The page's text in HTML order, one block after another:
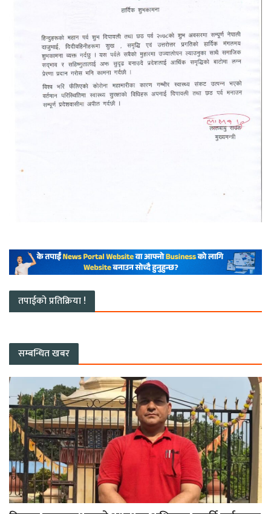
तपाईको प्रतिक्रिया !
सम्बन्धित खबर